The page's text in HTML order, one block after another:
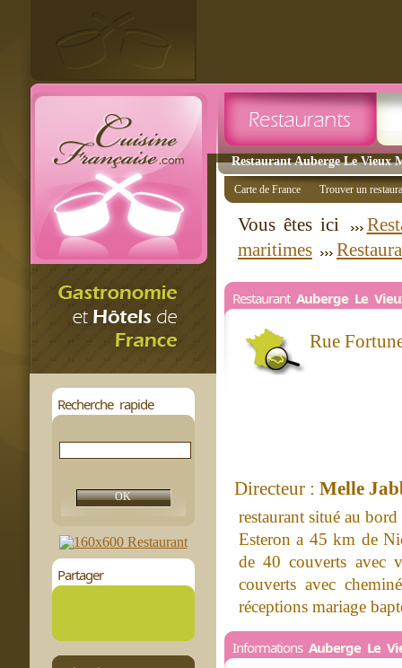
Restaurant Auberge Le Vieux
Recherche rapide
Partager
Carte de France Trouver un
Vous êtes ici
maritimes
Restaurant Auberge Le
Rue
Directeur : Melle
restaurant situé au
Esteron a 45 km de
de 40 couverts avec
couverts avec
réceptions mariage
Informations Auberge Le